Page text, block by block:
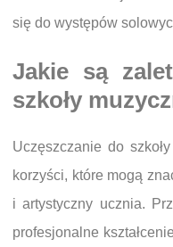
się do występów
Jakie są
szkoły
Uczęszczanie do
korzyści, które mogą
i artystyczny ucznia.
profesjonalne